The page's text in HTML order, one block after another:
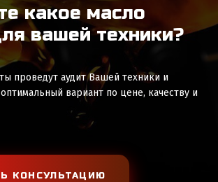
какое масло
вашей техники?
проведут аудит Вашей техники и
вариант по цене, качеству и
КОНСУЛЬТАЦИЮ